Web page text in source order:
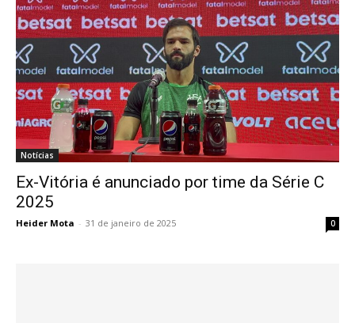
Notícias
Ex-Vitória é anunciado por time da Série C
2025
Heider Mota - 31 de janeiro de 2025 0